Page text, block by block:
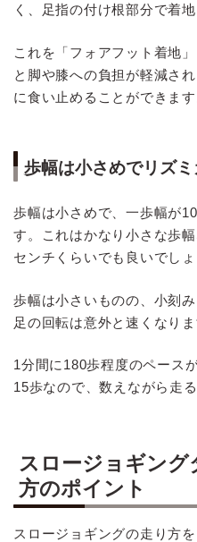
く、足指の付け根部分で着地
これを「フォアフット着地
と脚や膝への負担が軽減さ
に食い止めることができます
歩幅は小さめでリズミ
歩幅は小さめで、一歩幅が
す。これはかなり小さな歩
センチくらいでも良いでしょ
歩幅は小さいものの、小刻
足の回転は意外と速くなりま
1分間に180歩程度のペース
15歩なので、数えながら走
スロージョギング
方のポイント
スロージョギングの走り方